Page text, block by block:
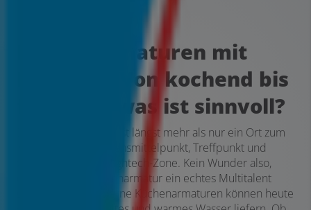
Küchenarmaturen mit
Funktion: Von kochend bis
filternd – was ist sinnvoll?
Die moderne Küche ist längst mehr als nur ein Ort zum
Kochen – sie ist Lebensmittelpunkt, Treffpunkt und
zunehmend auch Hightech-Zone. Kein Wunder also,
dass auch die Küchenarmatur ein echtes Multitalent
geworden ist. Moderne Küchenarmaturen können heute